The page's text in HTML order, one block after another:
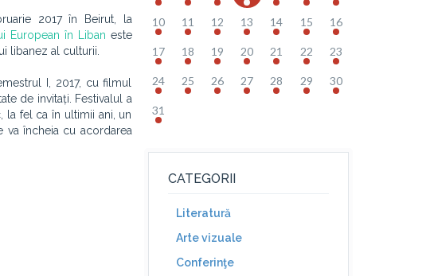
2017 în Beirut, la
European în Liban este
libanez al culturii.
I, 2017, cu filmul
de invitați. Festivalul a
la fel ca în ultimii ani, un
va încheia cu acordarea
10 11 12 13 14 15 16
17 18 19 20 21 22 23
24 25 26 27 28 29 30
31
CATEGORII
Literatură
Arte vizuale
Conferinţe